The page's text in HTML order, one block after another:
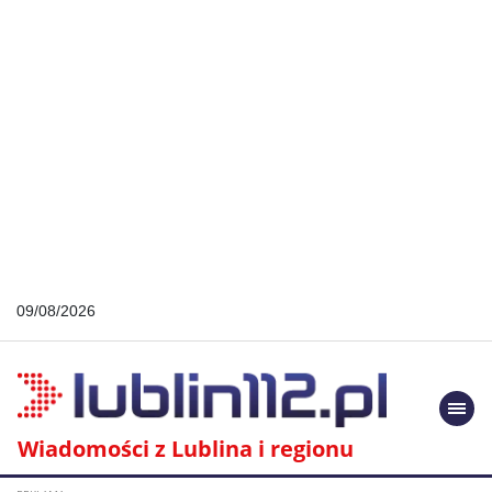
09/08/2026
Wiadomości z Lublina i regionu